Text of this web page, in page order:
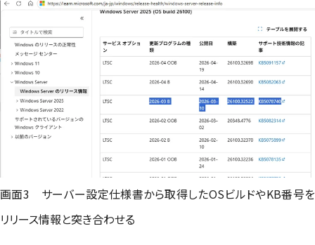
画面3 サーバー設定仕様書から取得したOSビルドやKB番号を
リリース情報と突き合わせる